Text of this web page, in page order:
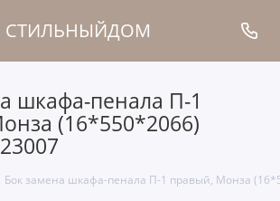
СТИЛЬНЫЙДОМ
шкафа-пенала П-1
(16*550*2066)
Бок замена шкафа-пенала П-1 правый, Монза